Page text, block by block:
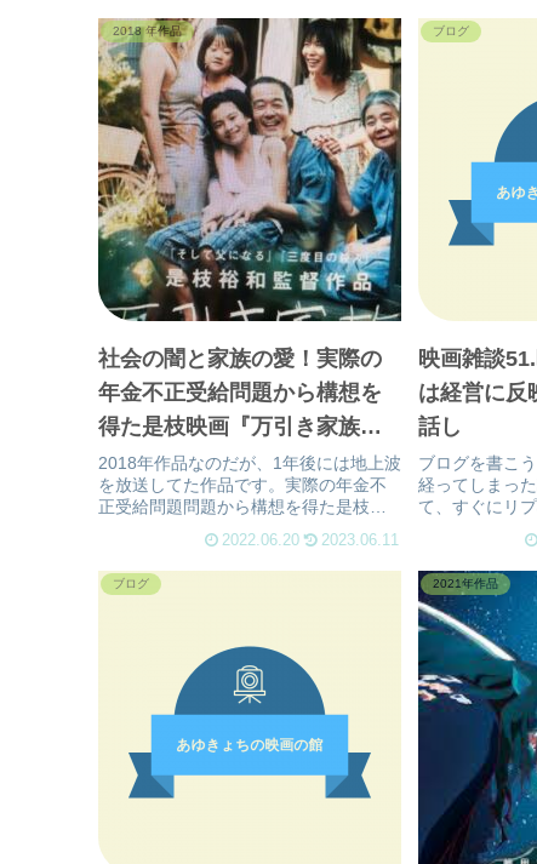
りながらの地
ちなみに、フ...
2018 年作品
社会の闇と家族の愛！実際の
年金不正受給問題から構想を
得た是枝映画『万引き家族』
(ネタバレ)感想 2022.06.11放
送分
2018年作品なのだが、1年後には地上波
を放送してた作品です。実際の年金不
正受給問題問題から構想を得た是枝作
品。 今年も、是枝監督最新作の記念
に、“万引き家族”が地上波に帰ってきま
した！お茶の間が凍る、この作品と言
われてますが、ようやく、録...
2022.06.20 2023.06.11
ブログ
映画雑談
は経営に反
話し
ブログを書こ
経ってしまっ
て、すぐにリ
信…。 まずは
書いてみた感
むと様々な面
事全般を載せ
の記事...
ブログ 2021年作品